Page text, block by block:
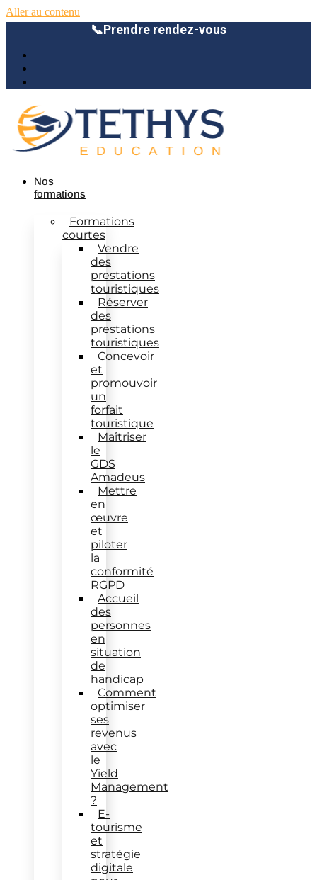
Aller au contenu
📞Prendre rendez-vous
Nos
formations
Formations
courtes
Vendre
des
prestations
touristiques
Réserver
des
prestations
touristiques
Concevoir
et
promouvoir
un
forfait
touristique
Maîtriser
le
GDS
Amadeus
Mettre
en
œuvre
et
piloter
la
conformité
RGPD
Accueil
des
personnes
en
situation
de
handicap
Comment
optimiser
ses
revenus
avec
le
Yield
Management
?
E-
tourisme
et
stratégie
digitale